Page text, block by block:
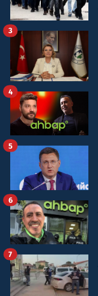
3
4
5
6
7